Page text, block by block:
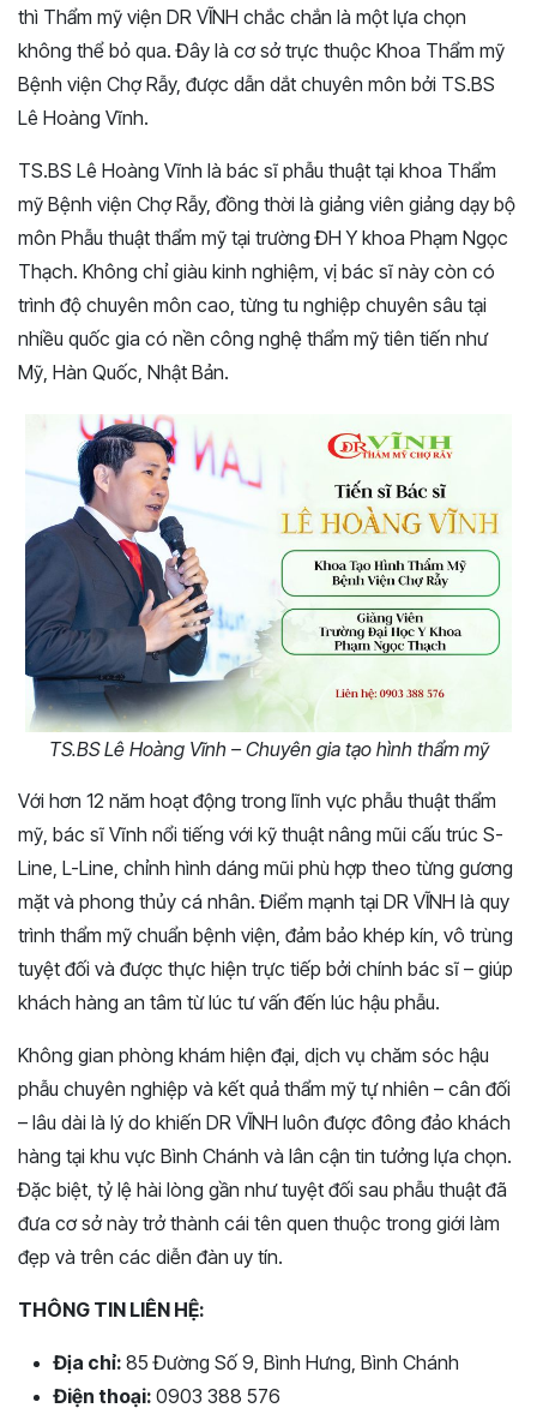
thì Thẩm mỹ viện DR VĨNH chắc chắn là một lựa chọn
không thể bỏ qua. Đây là cơ sở trực thuộc Khoa Thẩm mỹ
Bệnh viện Chợ Rẫy, được dẫn dắt chuyên môn bởi TS.BS
Lê Hoàng Vĩnh.
TS.BS Lê Hoàng Vĩnh là bác sĩ phẫu thuật tại khoa Thẩm
mỹ Bệnh viện Chợ Rẫy, đồng thời là giảng viên giảng dạy bộ
môn Phẫu thuật thẩm mỹ tại trường ĐH Y khoa Phạm Ngọc
Thạch. Không chỉ giàu kinh nghiệm, vị bác sĩ này còn có
trình độ chuyên môn cao, từng tu nghiệp chuyên sâu tại
nhiều quốc gia có nền công nghệ thẩm mỹ tiên tiến như
Mỹ, Hàn Quốc, Nhật Bản.
TS.BS Lê Hoàng Vĩnh – Chuyên gia tạo hình thẩm mỹ
Với hơn 12 năm hoạt động trong lĩnh vực phẫu thuật thẩm
mỹ, bác sĩ Vĩnh nổi tiếng với kỹ thuật nâng mũi cấu trúc S-
Line, L-Line, chỉnh hình dáng mũi phù hợp theo từng gương
mặt và phong thủy cá nhân. Điểm mạnh tại DR VĨNH là quy
trình thẩm mỹ chuẩn bệnh viện, đảm bảo khép kín, vô trùng
tuyệt đối và được thực hiện trực tiếp bởi chính bác sĩ – giúp
khách hàng an tâm từ lúc tư vấn đến lúc hậu phẫu.
Không gian phòng khám hiện đại, dịch vụ chăm sóc hậu
phẫu chuyên nghiệp và kết quả thẩm mỹ tự nhiên – cân đối
– lâu dài là lý do khiến DR VĨNH luôn được đông đảo khách
hàng tại khu vực Bình Chánh và lân cận tin tưởng lựa chọn.
Đặc biệt, tỷ lệ hài lòng gần như tuyệt đối sau phẫu thuật đã
đưa cơ sở này trở thành cái tên quen thuộc trong giới làm
đẹp và trên các diễn đàn uy tín.
THÔNG TIN LIÊN HỆ:
Địa chỉ: 85 Đường Số 9, Bình Hưng, Bình Chánh
Điện thoại: 0903 388 576